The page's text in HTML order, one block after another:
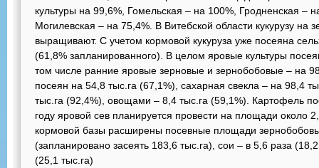
культуры на 99,6%, Гомельская – на 100%, Гродненская –
Могилевская – на 75,4%. В Витебской области кукурузу на
выращивают. С учетом кормовой кукуруза уже посеяна
(61,8% запланированного). В целом яровые культуры
том числе ранние яровые зерновые и зернобобовые – на
посеян на 54,8 тыс.га (67,1%), сахарная свекла – на 98,4
тыс.га (92,4%), овощами – 8,4 тыс.га (59,1%). Картофель
году яровой сев планируется провести на площади около
кормовой базы расширены посевные площади
(запланировано засеять 183,6 тыс.га), сои – в 5,6 раза
(25,1 тыс.га)